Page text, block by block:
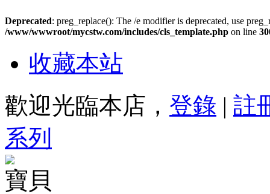
Deprecated: preg_replace(): The /e modifier is deprecated, use
/www/wwwroot/mycstw.com/includes/cls_template.php on line
收藏本站
歡迎光臨本店， 登錄 | 註
系列
寶貝